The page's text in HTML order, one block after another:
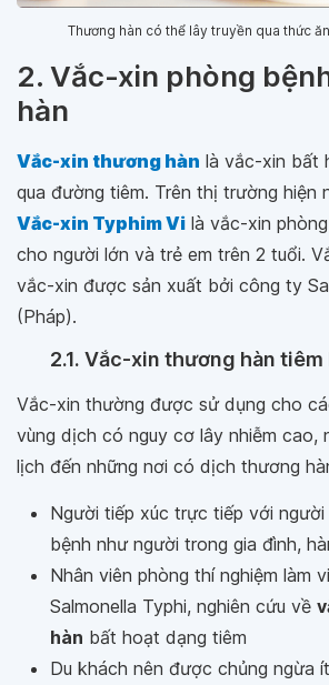
Thương hàn có thể lây truyền qua thức
2. Vắc-xin phòng
hàn
Vắc-xin thương hàn là vắc-xin bất
qua đường tiêm. Trên thị trường hiện
Vắc-xin Typhim Vi là vắc-xin
cho người lớn và trẻ em trên 2 tuổi.
vắc-xin được sản xuất bởi công ty
(Pháp).
2.1. Vắc-xin thương hàn tiêm
Vắc-xin thường được sử dụng cho
vùng dịch có nguy cơ lây nhiễm cao,
lịch đến những nơi có dịch thương
Người tiếp xúc trực tiếp với người
bệnh như người trong gia đình,
Nhân viên phòng thí nghiệm làm
Salmonella Typhi, nghiên cứu về
hàn bất hoạt dạng tiêm
Du khách nên được chủng ngừa